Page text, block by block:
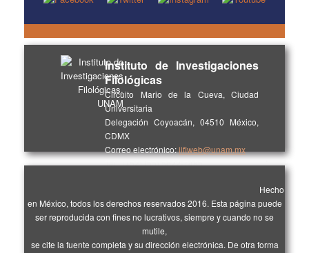
Instituto de Investigaciones
Filológicas
Circuito Mario de la Cueva, Ciudad
Universitaria
Delegación Coyoacán, 04510 México,
CDMX
Correo electrónico:iiflweb@unam.mx
Tel.: (+52) (55) 5622-7485.
.
Hecho
en México, todos los derechos reservados 2016. Esta página puede
ser reproducida con fines no lucrativos, siempre y cuando no se
mutile,
se cite la fuente completa y su dirección electrónica. De otra forma